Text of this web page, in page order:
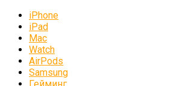
iPhone
iPad
Mac
Watch
AirPods
Samsung